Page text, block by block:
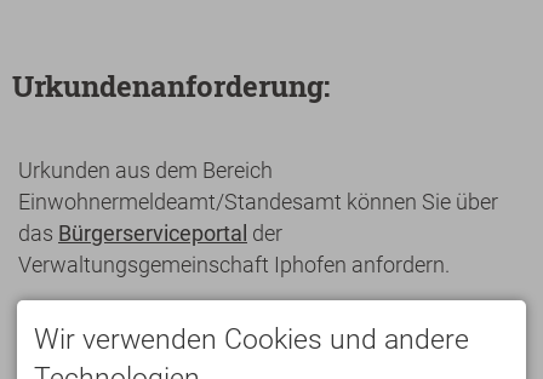
Urkundenanforderung:
Urkunden aus dem Bereich
Einwohnermeldeamt/Standesamt können Sie über
das Bürgerserviceportal der
Verwaltungsgemeinschaft Iphofen anfordern.
Wir verwenden Cookies und andere